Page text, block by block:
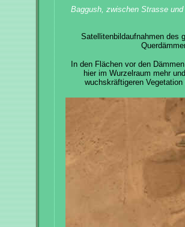
Baggush, zwischen Strasse
Satellitenbildaufnahmen des
In den Flächen vor den
hier im Wurzelraum mehr
wuchskräftigeren